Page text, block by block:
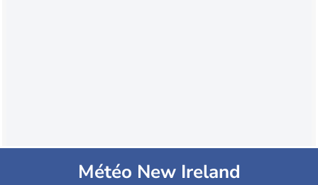
Météo New Ireland